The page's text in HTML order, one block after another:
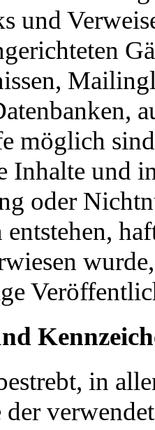
und
möglich
Inhalte und
oder
in
der